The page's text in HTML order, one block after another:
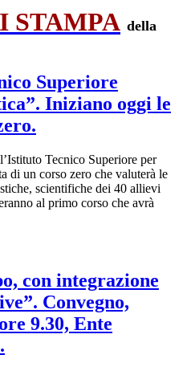
STAMPA della
Superiore
Iniziano oggi le
Tecnico Superiore per
di un corso zero che valuterà le
scientifiche dei 40 allievi
al primo corso che avrà
con integrazione
Convegno,
9.30, Ente